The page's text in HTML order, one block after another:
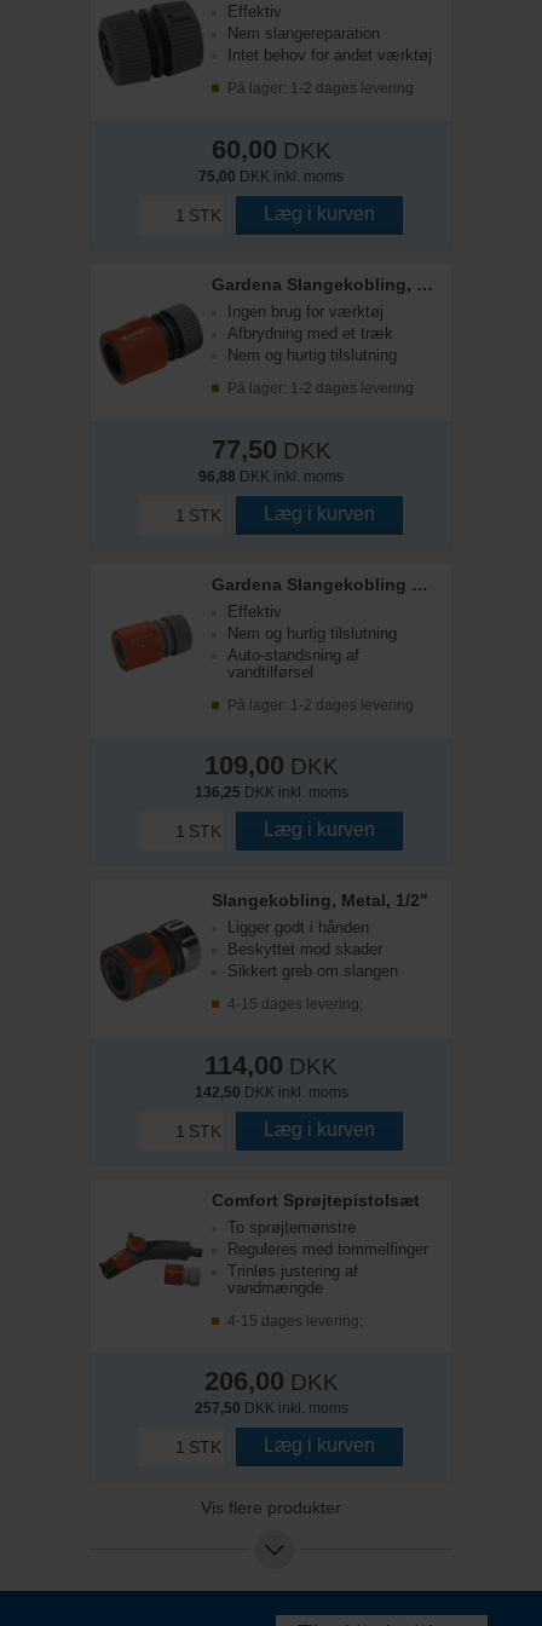
Effektiv
Nem slangereparation
Intet behov for andet værktøj
På lager: 1-2 dages levering
60,00 DKK
75,00 DKK inkl. moms
STK Læg i kurven
Gardena Slangekobling, 1/2"
Ingen brug for værktøj
Afbrydning med et træk
Nem og hurtig tilslutning
På lager: 1-2 dages levering
77,50 DKK
96,88 DKK inkl. moms
STK Læg i kurven
Gardena Slangekobling m/stop, 1/2"
Effektiv
Nem og hurtig tilslutning
Auto-standsning af
vandtilførsel
På lager: 1-2 dages levering
109,00 DKK
136,25 DKK inkl. moms
STK Læg i kurven
Slangekobling, Metal, 1/2"
Ligger godt i hånden
Beskyttet mod skader
Sikkert greb om slangen
4-15 dages levering;
114,00 DKK
142,50 DKK inkl. moms
STK Læg i kurven
Comfort Sprøjtepistolsæt
To sprøjtemønstre
Reguleres med tommelfinger
Trinløs justering af
vandmængde
4-15 dages levering;
206,00 DKK
257,50 DKK inkl. moms
STK Læg i kurven
Vis flere produkter